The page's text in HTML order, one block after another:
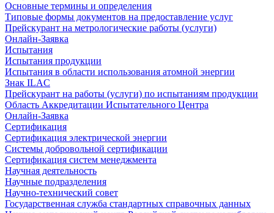
Основные термины и определения
Типовые формы документов на предоставление услуг
Прейскурант на метрологические работы (услуги)
Онлайн-Заявка
Испытания
Испытания продукции
Испытания в области использования атомной энергии
Знак ILAC
Прейскурант на работы (услуги) по испытаниям продукции
Область Аккредитации Испытательного Центра
Онлайн-Заявка
Сертификация
Сертификация электрической энергии
Системы добровольной сертификации
Сертификация систем менеджмента
Научная деятельность
Научные подразделения
Научно-технический совет
Государственная служба стандартных справочных данных